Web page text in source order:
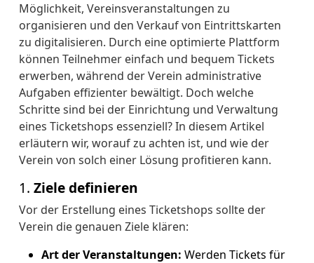
Möglichkeit, Vereinsveranstaltungen zu
organisieren und den Verkauf von Eintrittskarten
zu digitalisieren. Durch eine optimierte Plattform
können Teilnehmer einfach und bequem Tickets
erwerben, während der Verein administrative
Aufgaben effizienter bewältigt. Doch welche
Schritte sind bei der Einrichtung und Verwaltung
eines Ticketshops essenziell? In diesem Artikel
erläutern wir, worauf zu achten ist, und wie der
Verein von solch einer Lösung profitieren kann.
1. Ziele definieren
Vor der Erstellung eines Ticketshops sollte der
Verein die genauen Ziele klären:
Art der Veranstaltungen: Werden Tickets für